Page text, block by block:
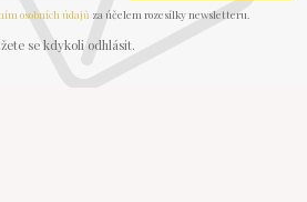
osobních údajů za účelem rozesílky newsletteru.
se kdykoli odhlásit.